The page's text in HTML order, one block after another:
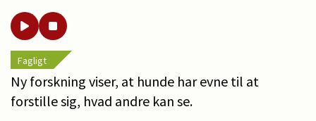
Fagligt
Ny forskning viser, at hunde har evne til at
forstille sig, hvad andre kan se.